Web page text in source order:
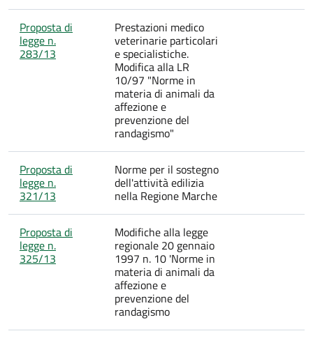
Proposta di
legge n.
283/13
Prestazioni medico
veterinarie particolari
e specialistiche.
Modifica alla LR
10/97 "Norme in
materia di animali da
affezione e
prevenzione del
randagismo"
Proposta di
legge n.
321/13
Norme per il sostegno
dell'attività edilizia
nella Regione Marche
Proposta di
legge n.
325/13
Modifiche alla legge
regionale 20 gennaio
1997 n. 10 'Norme in
materia di animali da
affezione e
prevenzione del
randagismo